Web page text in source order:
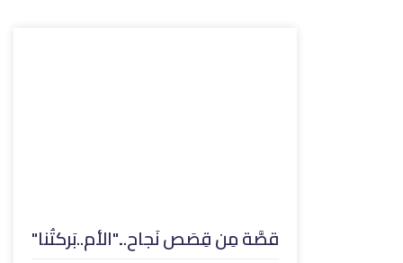
قصَّة مِن قِصَص نَجاح..."الأم..بَركتُنا"